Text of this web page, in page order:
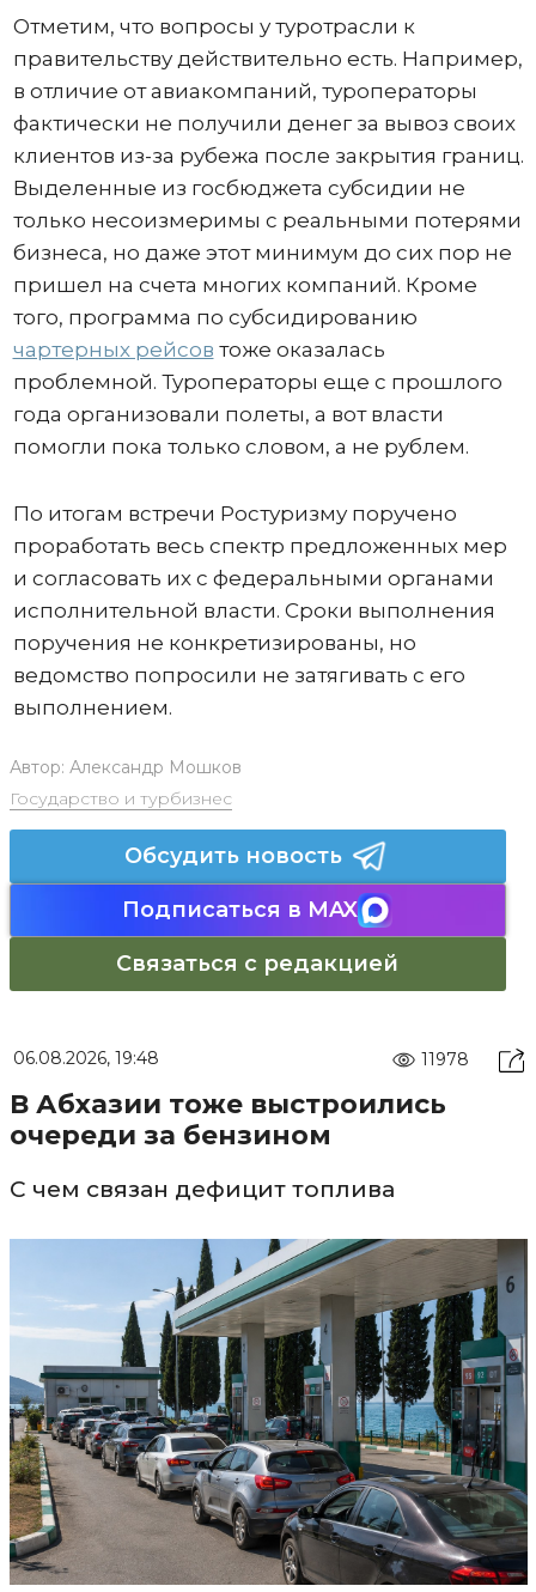
Отметим, что вопросы у туротрасли к
правительству действительно есть. Например,
в отличие от авиакомпаний, туроператоры
фактически не получили денег за вывоз своих
клиентов из-за рубежа после закрытия границ.
Выделенные из госбюджета субсидии не
только несоизмеримы с реальными потерями
бизнеса, но даже этот минимум до сих пор не
пришел на счета многих компаний. Кроме
того, программа по субсидированию
чартерных рейсов тоже оказалась
проблемной. Туроператоры еще с прошлого
года организовали полеты, а вот власти
помогли пока только словом, а не рублем.
По итогам встречи Ростуризму поручено
проработать весь спектр предложенных мер
и согласовать их с федеральными органами
исполнительной власти. Сроки выполнения
поручения не конкретизированы, но
ведомство попросили не затягивать с его
выполнением.
Автор: Александр Мошков
Государство и турбизнес
Обсудить новость
Подписаться в MAX
Связаться с редакцией
06.08.2026, 19:48 11978
В Абхазии тоже выстроились
очереди за бензином
С чем связан дефицит топлива